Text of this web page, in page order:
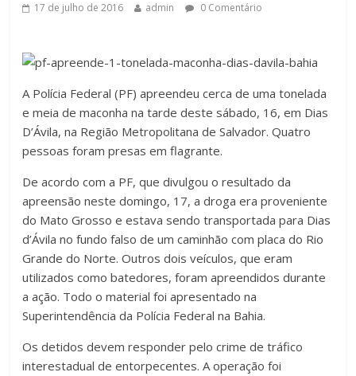
17 de julho de 2016 admin 0 Comentário
A Polícia Federal (PF) apreendeu cerca de uma tonelada
e meia de maconha na tarde deste sábado, 16, em Dias
D’Ávila, na Região Metropolitana de Salvador. Quatro
pessoas foram presas em flagrante.
De acordo com a PF, que divulgou o resultado da
apreensão neste domingo, 17, a droga era proveniente
do Mato Grosso e estava sendo transportada para Dias
d’Ávila no fundo falso de um caminhão com placa do Rio
Grande do Norte. Outros dois veículos, que eram
utilizados como batedores, foram apreendidos durante
a ação. Todo o material foi apresentado na
Superintendência da Polícia Federal na Bahia.
Os detidos devem responder pelo crime de tráfico
interestadual de entorpecentes. A operação foi